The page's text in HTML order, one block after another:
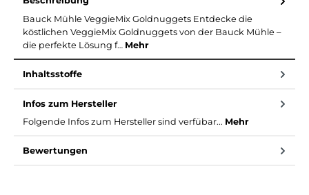
Bauck Mühle VeggieMix Goldnuggets Entdecke die
köstlichen VeggieMix Goldnuggets von der Bauck Mühle –
die perfekte Lösung f… Mehr
Inhaltsstoffe
Infos zum Hersteller
Folgende Infos zum Hersteller sind verfübar... Mehr
Bewertungen